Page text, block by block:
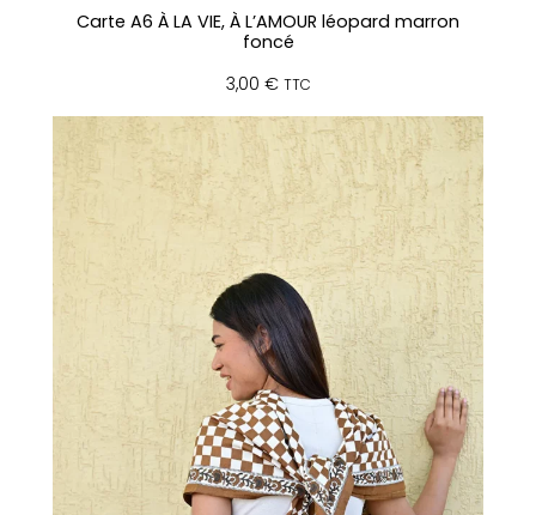
Carte A6 À LA VIE, À L’AMOUR léopard marron
foncé
3,00 € TTC